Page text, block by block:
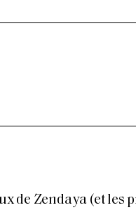
de Zendaya (et les